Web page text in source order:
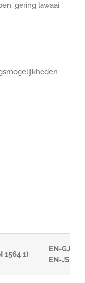
gering lawaai
1564 1)
EN-GJS-
EN-JS